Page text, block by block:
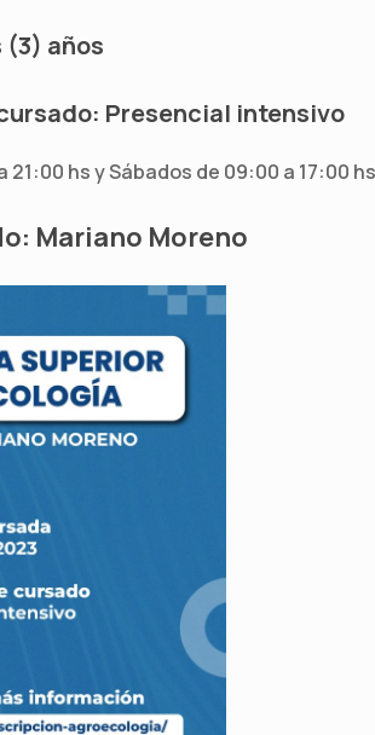
(3) años
Presencial intensivo
21:00 hs y Sábados de 09:00 a 17:00
Mariano Moreno